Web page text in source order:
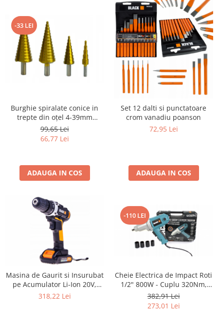
-33 LEI
Burghie spiralate conice in
trepte din oțel 4-39mm
4elemente
99,65 Lei
66,77 Lei
ADAUGA IN COS
Set 12 dalti si punctatoare
crom vanadiu poanson
72,95 Lei
ADAUGA IN COS
Masina de Gaurit si Insurubat
pe Acumulator Li-Ion 20V,
Mandrina Rapida 10 mm, 2
318,22 Lei
-110 LEI
Cheie Electrica de Impact Roti
1/2" 800W - Cuplu 320Nm,
Viteza 2200 RPM, Rotatie
Stanga/Dreapta
382,91 Lei
273,01 Lei